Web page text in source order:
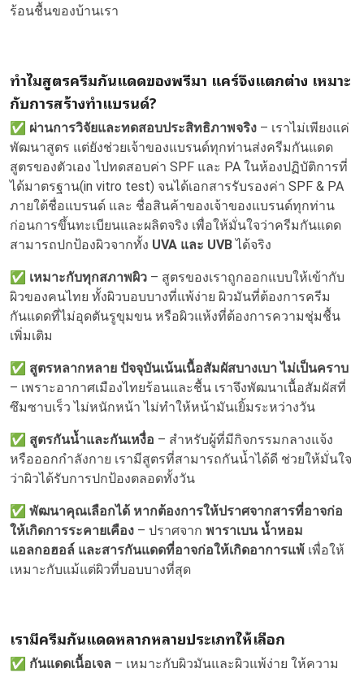
ร้อนชื้นของบ้านเรา
ทำไมสูตรครีมกันแดดของพรีมา แคร์จึงแตกต่าง เหมาะ
กับการสร้างทำแบรนด์?
✅ ผ่านการวิจัยและทดสอบประสิทธิภาพจริง – เราไม่เพียงแค่
พัฒนาสูตร แต่ยังช่วยเจ้าของแบรนด์ทุกท่านส่งครีมกันแดด
สูตรของตัวเอง ไปทดสอบค่า SPF และ PA ในห้องปฏิบัติการที่
ได้มาตรฐาน(in vitro test) จนได้เอกสารรับรองค่า SPF & PA
ภายใต้ชื่อแบรนด์ และ ชื่อสินค้าของเจ้าของแบรนด์ทุกท่าน
ก่อนการขึ้นทะเบียนและผลิตจริง เพื่อให้มั่นใจว่าครีมกันแดด
สามารถปกป้องผิวจากทั้ง UVA และ UVBได้จริง
✅ เหมาะกับทุกสภาพผิว – สูตรของเราถูกออกแบบให้เข้ากับ
ผิวของคนไทย ทั้งผิวบอบบางที่แพ้ง่าย ผิวมันที่ต้องการครีม
กันแดดที่ไม่อุดตันรูขุมขน หรือผิวแห้งที่ต้องการความชุ่มชื้น
เพิ่มเติม
✅ สูตรหลากหลาย ปัจจุบันเน้นเนื้อสัมผัสบางเบา ไม่เป็นคราบ
– เพราะอากาศเมืองไทยร้อนและชื้น เราจึงพัฒนาเนื้อสัมผัสที่
ซึมซาบเร็ว ไม่หนักหน้า ไม่ทำให้หน้ามันเยิ้มระหว่างวัน
✅ สูตรกันน้ำและกันเหงื่อ – สำหรับผู้ที่มีกิจกรรมกลางแจ้ง
หรือออกกำลังกาย เรามีสูตรที่สามารถกันน้ำได้ดี ช่วยให้มั่นใจ
ว่าผิวได้รับการปกป้องตลอดทั้งวัน
✅ พัฒนาคุณเลือกได้ หากต้องการให้ปราศจากสารที่อาจก่อ
ให้เกิดการระคายเคือง – ปราศจาก พาราเบน น้ำหอม
แอลกอฮอล์ และสารกันแดดที่อาจก่อให้เกิดอาการแพ้ เพื่อให้
เหมาะกับแม้แต่ผิวที่บอบบางที่สุด
เรามีครีมกันแดดหลากหลายประเภทให้เลือก
✅ กันแดดเนื้อเจล – เหมาะกับผิวมันและผิวแพ้ง่าย ให้ความ